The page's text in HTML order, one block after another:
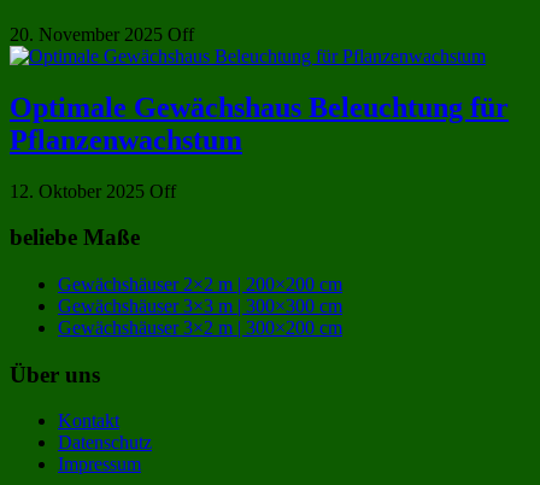
20. November 2025 Off
Optimale Gewächshaus Beleuchtung für
Pflanzenwachstum
12. Oktober 2025 Off
beliebe Maße
Gewächshäuser 2×2 m | 200×200 cm
Gewächshäuser 3×3 m | 300×300 cm
Gewächshäuser 3×2 m | 300×200 cm
Über uns
Kontakt
Datenschutz
Impressum